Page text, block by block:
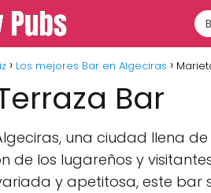
Los mejores Bar en Algeciras
Bar
una ciudad llena
de los lugareños y
y apetitosa, este bar